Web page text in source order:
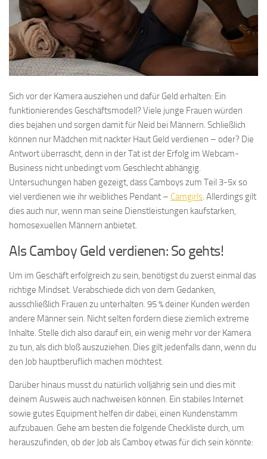
Sich vor der Kamera ausziehen und dafür Geld erhalten: Ein
funktionierendes Geschäftsmodell? Viele junge Frauen würden
dies bejahen und sorgen damit für Neid bei Männern. Schließlich
können nur Mädchen mit nackter Haut Geld verdienen – oder? Die
Antwort überrascht, denn in der Tat ist der Erfolg im Webcam-
Business nicht unbedingt vom Geschlecht abhängig.
Untersuchungen haben gezeigt, dass Camboys zum Teil 3-5x so
viel verdienen wie ihr weibliches Pendant – Camgirls. Allerdings gilt
dies auch nur, wenn man seine Dienstleistungen kaufstarken,
homosexuellen Männern anbietet.
Als Camboy Geld verdienen: So gehts!
Um im Geschäft erfolgreich zu sein, benötigst du zuerst einmal das
richtige Mindset. Verabschiede dich von dem Gedanken,
ausschließlich Frauen zu unterhalten. 95 % deiner Kunden werden
andere Männer sein. Nicht selten fordern diese ziemlich extreme
Inhalte. Stelle dich also darauf ein, ein wenig mehr vor der Kamera
zu tun, als dich bloß auszuziehen. Dies gilt jedenfalls dann, wenn du
den Job hauptberuflich machen möchtest.
Darüber hinaus musst du natürlich volljährig sein und dies mit
deinem Ausweis auch nachweisen können. Ein stabiles Internet
sowie gutes Equipment helfen dir dabei, einen Kundenstamm
aufzubauen. Gehe am besten die folgende Checkliste durch, um
herauszufinden, ob der Job als Camboy etwas für dich sein könnte: